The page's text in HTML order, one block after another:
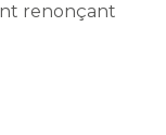
renonçant